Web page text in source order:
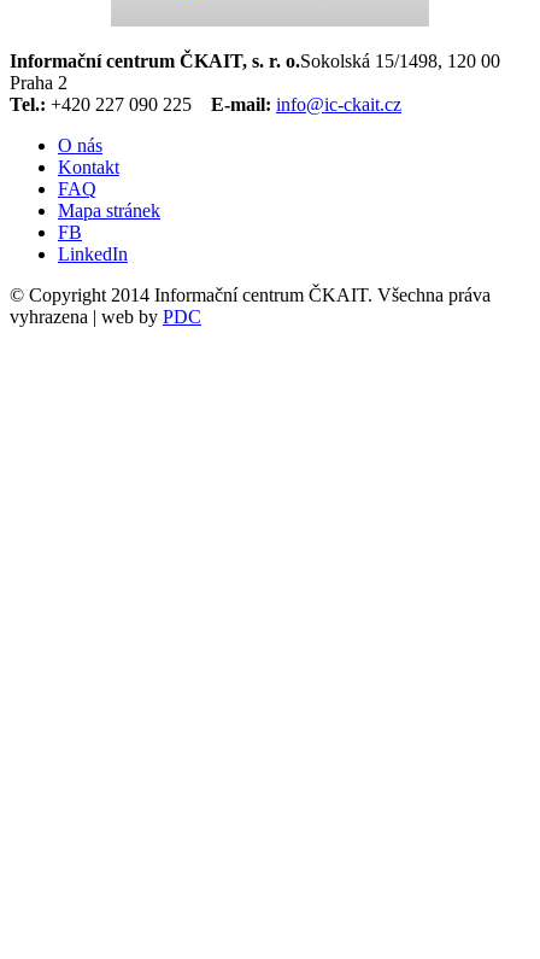
Informační centrum ČKAIT, s. r. o.Sokolská 15/1498, 120 00
Praha 2
Tel.: +420 227 090 225 E-mail: info@ic-ckait.cz
O nás
Kontakt
FAQ
Mapa stránek
FB
LinkedIn
© Copyright 2014 Informační centrum ČKAIT. Všechna práva
vyhrazena | web by PDC